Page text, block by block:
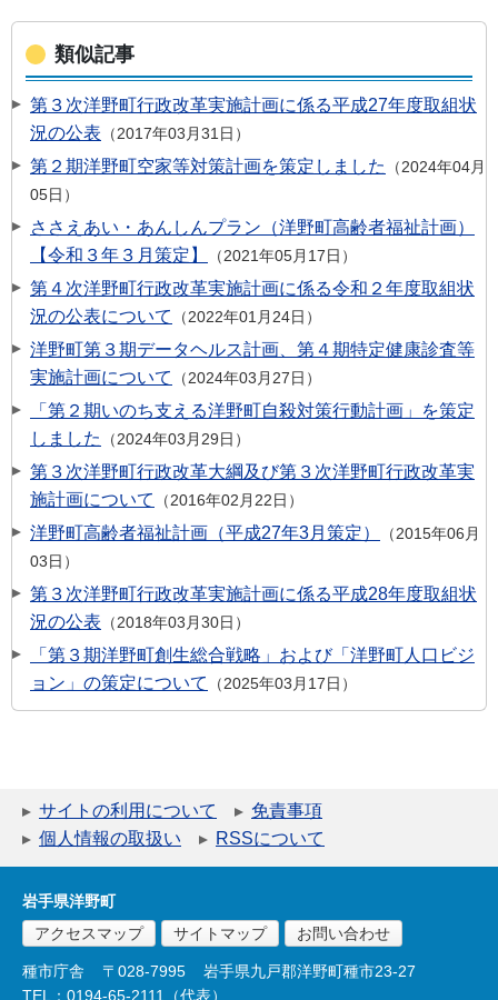
類似記事
第３次洋野町行政改革実施計画に係る平成27年度取組状
況の公表
2017年03月31日
第２期洋野町空家等対策計画を策定しました
2024年04月
05日
ささえあい・あんしんプラン（洋野町高齢者福祉計画）
【令和３年３月策定】
2021年05月17日
第４次洋野町行政改革実施計画に係る令和２年度取組状
況の公表について
2022年01月24日
洋野町第３期データヘルス計画、第４期特定健康診査等
実施計画について
2024年03月27日
「第２期いのち支える洋野町自殺対策行動計画」を策定
しました
2024年03月29日
第３次洋野町行政改革大綱及び第３次洋野町行政改革実
施計画について
2016年02月22日
洋野町高齢者福祉計画（平成27年3月策定）
2015年06月
03日
第３次洋野町行政改革実施計画に係る平成28年度取組状
況の公表
2018年03月30日
「第３期洋野町創生総合戦略」および「洋野町人口ビジ
ョン」の策定について
2025年03月17日
サイトの利用について
免責事項
個人情報の取扱い
RSSについて
岩手県洋野町
アクセスマップ
サイトマップ お問い合わせ
種市庁舎 〒028-7995
岩手県九戸郡洋野町種市23-27
TEL：0194-65-2111（代表）